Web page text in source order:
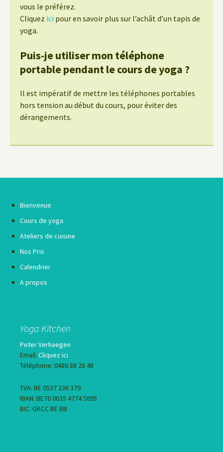
vous le préférez.
Cliquez ici pour en savoir plus sur l’achât d’un tapis de
yoga.
Puis-je utiliser mon téléphone
portable pendant le cours de yoga ?
Il est impératif de mettre les téléphones portables
hors tension au début du cours, pour éviter des
dérangements.
Bienvenue
Cours de yoga
Ateliers de cuisine
Nos Prix
Calendrier
A propos
Yoga Kitchen
Peter Verhaegen
Email: Cliquez ici
Téléphone: 0486 88 28 48
TVA: BE 0537 236 379
IBAN: BE76 0635 4774 5695
BIC: GKCC BE BB